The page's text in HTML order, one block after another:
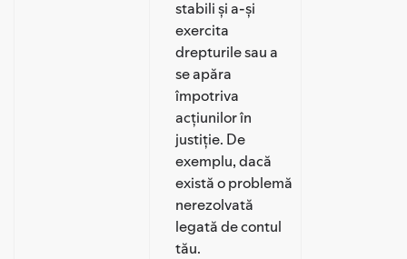
stabili și a-și
exercita
drepturile sau a
se apăra
împotriva
acțiunilor în
justiție. De
exemplu, dacă
există o problemă
nerezolvată
legată de contul
tău.